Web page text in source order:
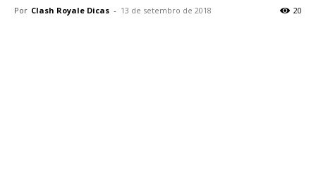
Por Clash Royale Dicas - 13 de setembro de 2018 20